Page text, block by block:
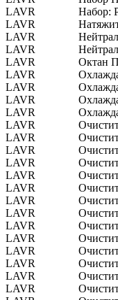
LAVR
Набор:
LAVR
LAVR
LAVR
LAVR
Октан
LAVR
LAVR
LAVR
LAVR
LAVR
LAVR
LAVR
LAVR
LAVR
LAVR
LAVR
LAVR
LAVR
LAVR
LAVR
LAVR
LAVR
LAVR